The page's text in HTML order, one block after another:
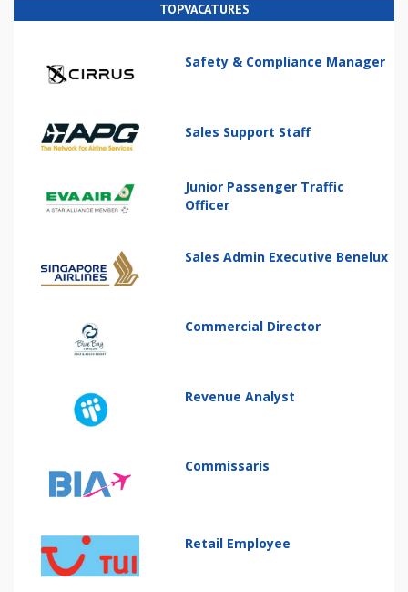
TOPVACATURES
Safety & Compliance Manager
Sales Support Staff
Junior Passenger Traffic
Officer
Sales Admin Executive Benelux
Commercial Director
Revenue Analyst
Commissaris
Retail Employee